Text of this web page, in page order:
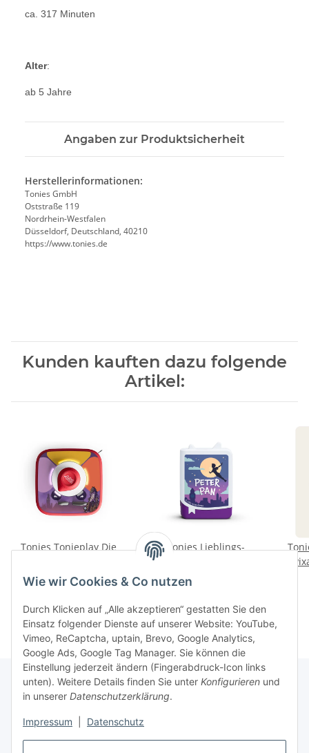
Wie wir Cookies & Co nutzen
Durch Klicken auf „Alle akzeptieren“ gestatten Sie den
Einsatz folgender Dienste auf unserer Website: YouTube,
Vimeo, ReCaptcha, uptain, Brevo, Google Analytics,
Google Ads, Google Tag Manager. Sie können die
Einstellung jederzeit ändern (Fingerabdruck-Icon links
unten). Weitere Details finden Sie unter Konfigurieren und
in unserer Datenschutzerklärung.
Impressum Datenschutz
ca. 317 Minuten
Alter:
ab 5 Jahre
Angaben zur Produktsicherheit
Herstellerinformationen:
Tonies GmbH
Oststraße 119
Nordrhein-Westfalen
Düsseldorf, Deutschland, 40210
https://www.tonies.de
Kunden kauften dazu folgende
Artikel:
Tonies Tonieplay Die
Das verschwundene
Genie
19,99 € *
Tonies Lieblings-
Literatur: Peter Pan
9,99 €